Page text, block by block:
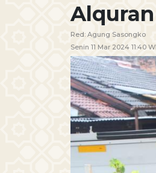
Red: Agung Sasongko
Senin 11 Mar 2024 11:40